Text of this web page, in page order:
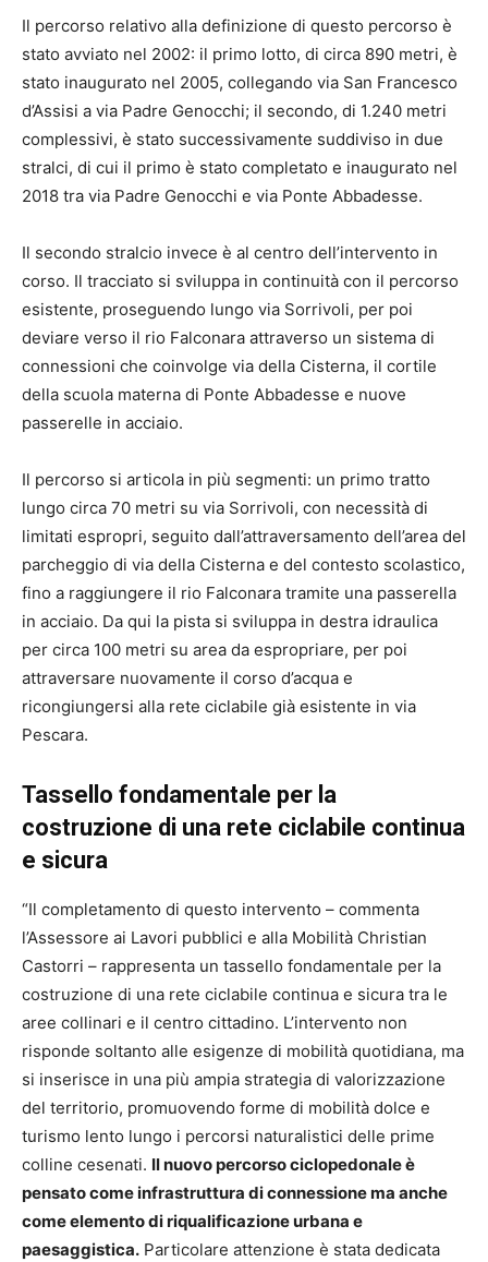
Il percorso relativo alla definizione di questo percorso è
stato avviato nel 2002: il primo lotto, di circa 890 metri, è
stato inaugurato nel 2005, collegando via San Francesco
d’Assisi a via Padre Genocchi; il secondo, di 1.240 metri
complessivi, è stato successivamente suddiviso in due
stralci, di cui il primo è stato completato e inaugurato nel
2018 tra via Padre Genocchi e via Ponte Abbadesse.
Il secondo stralcio invece è al centro dell’intervento in
corso. Il tracciato si sviluppa in continuità con il percorso
esistente, proseguendo lungo via Sorrivoli, per poi
deviare verso il rio Falconara attraverso un sistema di
connessioni che coinvolge via della Cisterna, il cortile
della scuola materna di Ponte Abbadesse e nuove
passerelle in acciaio.
Il percorso si articola in più segmenti: un primo tratto
lungo circa 70 metri su via Sorrivoli, con necessità di
limitati espropri, seguito dall’attraversamento dell’area del
parcheggio di via della Cisterna e del contesto scolastico,
fino a raggiungere il rio Falconara tramite una passerella
in acciaio. Da qui la pista si sviluppa in destra idraulica
per circa 100 metri su area da espropriare, per poi
attraversare nuovamente il corso d’acqua e
ricongiungersi alla rete ciclabile già esistente in via
Pescara.
Tassello fondamentale per la
costruzione di una rete ciclabile continua
e sicura
“Il completamento di questo intervento – commenta
l’Assessore ai Lavori pubblici e alla Mobilità Christian
Castorri – rappresenta un tassello fondamentale per la
costruzione di una rete ciclabile continua e sicura tra le
aree collinari e il centro cittadino. L’intervento non
risponde soltanto alle esigenze di mobilità quotidiana, ma
si inserisce in una più ampia strategia di valorizzazione
del territorio, promuovendo forme di mobilità dolce e
turismo lento lungo i percorsi naturalistici delle prime
colline cesenati. Il nuovo percorso ciclopedonale è
pensato come infrastruttura di connessione ma anche
come elemento di riqualificazione urbana e
paesaggistica. Particolare attenzione è stata dedicata